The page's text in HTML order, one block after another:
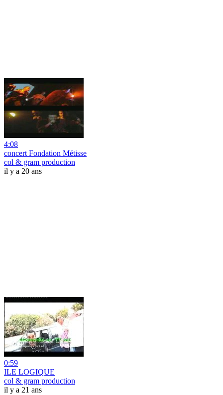
4:08
concert Fondation Métisse
col & gram production
il y a 20 ans
0:59
ILE LOGIQUE
col & gram production
il y a 21 ans